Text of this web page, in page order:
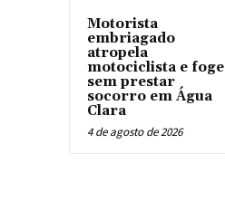
Motorista
embriagado
atropela
motociclista e foge
sem prestar
socorro em Água
Clara
4 de agosto de 2026